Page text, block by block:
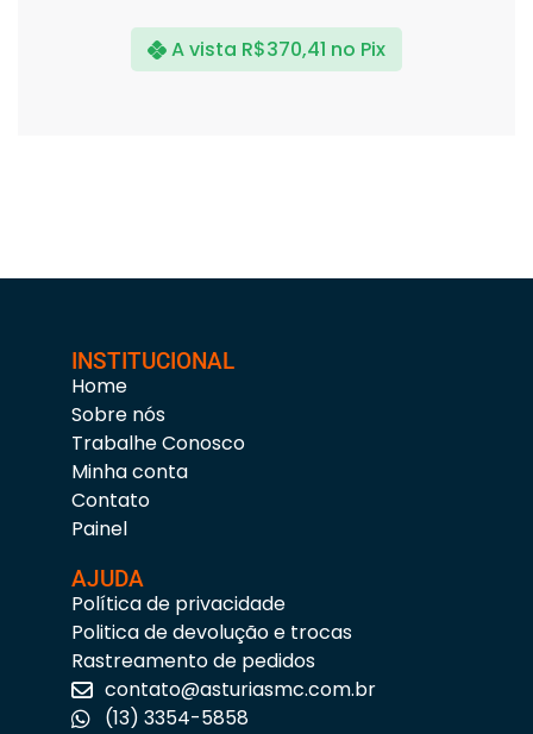
A vista R$370,41 no Pix
INSTITUCIONAL
Home
Sobre nós
Trabalhe Conosco
Minha conta
Contato
Painel
AJUDA
Política de privacidade
Politica de devolução e trocas
Rastreamento de pedidos
contato@asturiasmc.com.br
(13) 3354-5858